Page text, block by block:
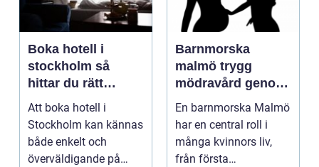
Boka hotell i
stockholm så
hittar du rätt
boende för din
vistelse
Att boka hotell i
Stockholm kan kännas
både enkelt och
överväldigande på
Barnmorska
malmö trygg
mödravård genom
hela livet
En barnmorska Malmö
har en central roll i
många kvinnors liv,
från första